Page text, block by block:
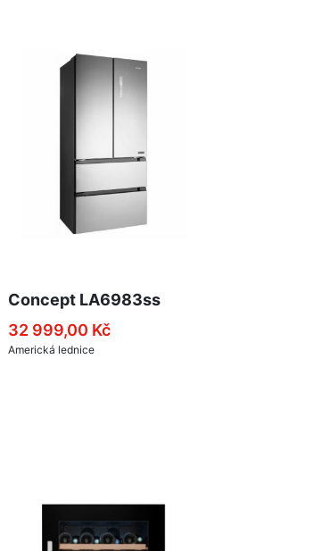
Concept LA6983ss
32 999,00 Kč
Americká lednice